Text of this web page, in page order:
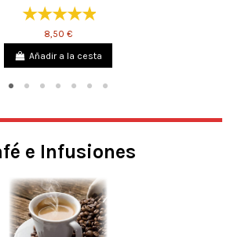
8,50 €
Añadir a la cesta
e Infusiones